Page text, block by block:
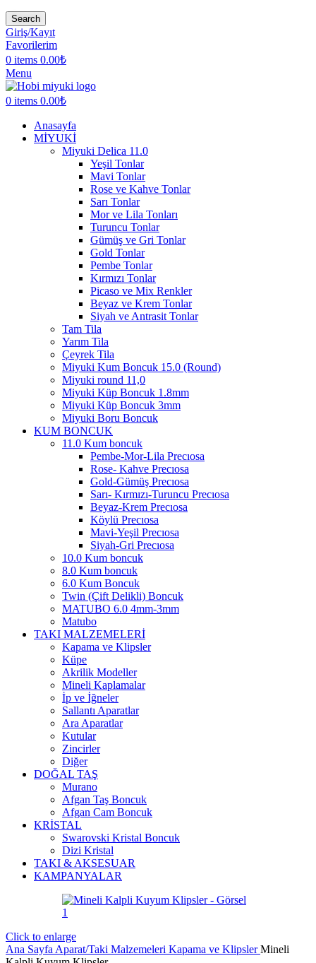
Search
Giriş/Kayıt
Favorilerim
0 items 0.00₺
Menu
0 items 0.00₺
Anasayfa
MİYUKİ
Miyuki Delica 11.0
Yeşil Tonlar
Mavi Tonlar
Rose ve Kahve Tonlar
Sarı Tonlar
Mor ve Lila Tonları
Turuncu Tonlar
Gümüş ve Gri Tonlar
Gold Tonlar
Pembe Tonlar
Kırmızı Tonlar
Picaso ve Mix Renkler
Beyaz ve Krem Tonlar
Siyah ve Antrasit Tonlar
Tam Tila
Yarım Tila
Çeyrek Tila
Miyuki Kum Boncuk 15.0 (Round)
Miyuki round 11,0
Miyuki Küp Boncuk 1.8mm
Miyuki Küp Boncuk 3mm
Miyuki Boru Boncuk
KUM BONCUK
11.0 Kum boncuk
Pembe-Mor-Lila Precıosa
Rose- Kahve Precıosa
Gold-Gümüş Precıosa
Sarı- Kırmızı-Turuncu Precıosa
Beyaz-Krem Precıosa
Köylü Precıosa
Mavi-Yeşil Precıosa
Siyah-Gri Precıosa
10.0 Kum boncuk
8.0 Kum boncuk
6.0 Kum Boncuk
Twin (Çift Delikli) Boncuk
MATUBO 6.0 4mm-3mm
Matubo
TAKI MALZEMELERİ
Kapama ve Klipsler
Küpe
Akrilik Modeller
Mineli Kaplamalar
İp ve İğneler
Sallantı Aparatlar
Ara Aparatlar
Kutular
Zincirler
Diğer
DOĞAL TAŞ
Murano
Afgan Taş Boncuk
Afgan Cam Boncuk
KRİSTAL
Swarovski Kristal Boncuk
Dizi Kristal
TAKI & AKSESUAR
KAMPANYALAR
Click to enlarge
Ana Sayfa Aparat/Taki Malzemeleri Kapama ve KlipslerMineli